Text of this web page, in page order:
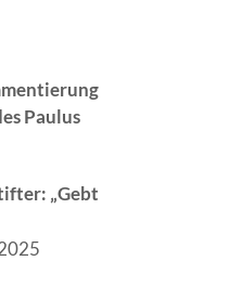
Paulus
„Gebt